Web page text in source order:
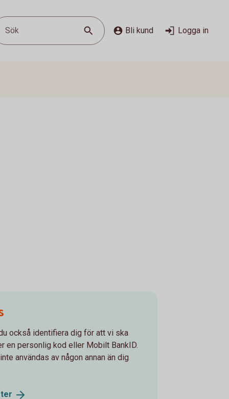
Sök Bli kund Logga in
också identifiera dig för att vi ska
en personlig kod eller Mobilt BankID.
användas av någon annan än dig